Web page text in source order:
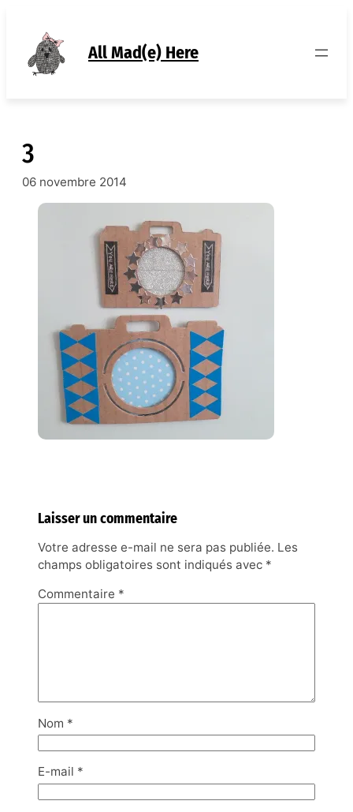
contenu
All Mad(e) Here
3
06 novembre 2014
Laisser un commentaire
Votre adresse e-mail ne sera pas publiée. Les
champs obligatoires sont indiqués avec *
Commentaire *
Nom *
E-mail *